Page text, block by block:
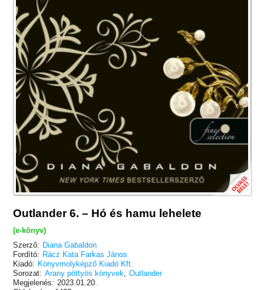
Outlander 6. – Hó és hamu lehelete
(e-könyv)
Szerző: Diana Gabaldon
Fordító: Rácz Kata Farkas János
Kiadó: Könyvmolyképző Kiadó Kft.
Sorozat: Arany pöttyös könyvek
Outlander
Megjelenés: 2023.01.20.